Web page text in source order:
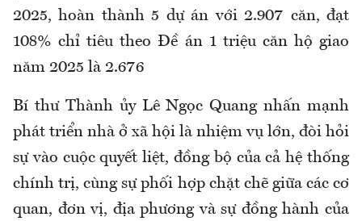
2025, hoàn thành 5 dự án với 2.907 căn, đạt
108% chỉ tiêu theo Đề án 1 triệu căn hộ giao
năm 2025 là 2.676
Bí thư Thành ủy Lê Ngọc Quang nhấn mạnh
phát triển nhà ở xã hội là nhiệm vụ lớn, đòi hỏi
sự vào cuộc quyết liệt, đồng bộ của cả hệ thống
chính trị, cùng sự phối hợp chặt chẽ giữa các cơ
quan, đơn vị, địa phương và sự đồng hành của